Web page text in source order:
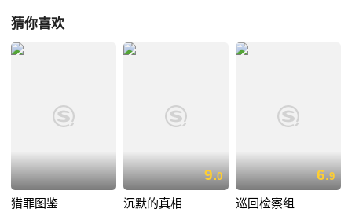
猜你喜欢
猎罪图鉴
9.0
沉默的真相
6.9
巡回检察组